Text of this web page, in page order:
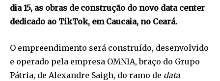
dia 15, as obras de construção do novo data center
dedicado ao TikTok, em Caucaia, no Ceará.
O empreendimento será construído, desenvolvido
e operado pela empresa OMNIA, braço do Grupo
Pátria, de Alexandre Saigh, do ramo de data